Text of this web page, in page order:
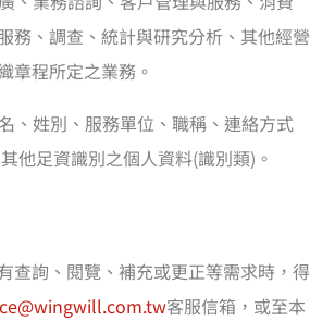
務、調查、統計與研究分析、其他經營
章程所定之業務。
、姓別、服務單位、職稱、連絡方式
他足資識別之個人資料(識別類)。
查詢、閱覽、補充或更正等需求時，得
客服信箱，或至本